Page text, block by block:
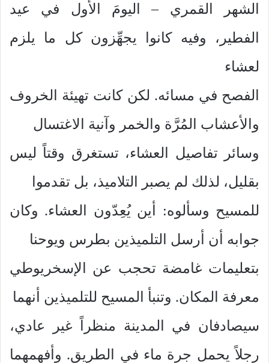
الشهر القمري – اليومَ الأول في عيد
الفطير، وفيه كانوا يجهِّزون كل ما يلزم
لعشاء
الفصح في مسائه. لكن كانت تهيئة الخروف
والأعشاب المُرَّة والخمر وآنية الاغتسال
وسائر تفاصيل العشاء، تستغرق وقتاً ليس
بقليل، لذلك لم يصبر التلاميذ، بل تقدموا
للمسيح وسألوه: أين يُعِدّون العشاء. وكان
جوابه أن أرسل التلميذين بطرس ويوحنا
بتعليمات غامضة تحجب عن الإسخريوطي
معرفة المكان. وتنبأ المسيح للتلميذين أنهما
سيصادفان في المدينة منظراً غير عادي،
رجلاً يحمل جرة ماء في الطريق. وأفهمهما